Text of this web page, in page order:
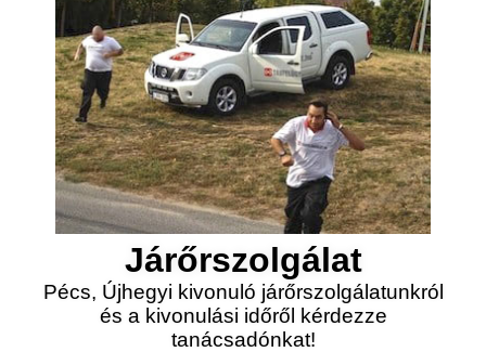
Járőrszolgálat
Pécs, Újhegyi kivonuló járőrszolgálatunkról
és a kivonulási időről kérdezze
tanácsadónkat!